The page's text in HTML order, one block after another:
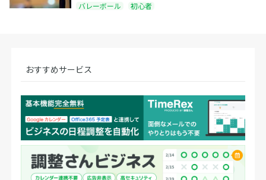
バレーボール 初心者
おすすめサービス